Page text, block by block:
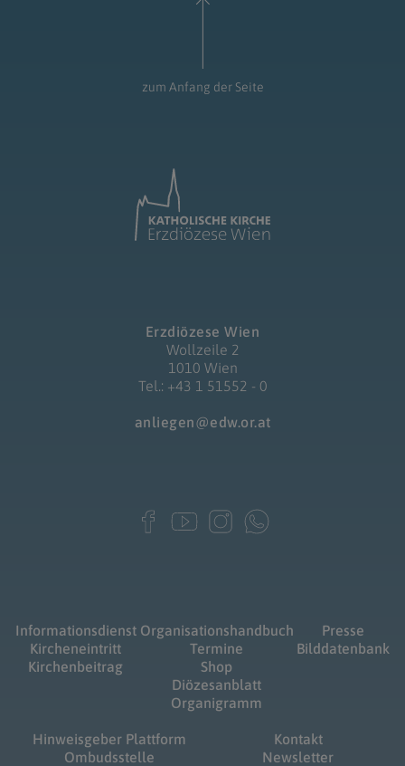
zum Anfang der Seite
Erzdiözese Wien
Wollzeile 2
1010 Wien
Tel.: +43 1 51552 - 0
anliegen@edw.or.at
Informationsdienst
Kircheneintritt
Kirchenbeitrag
Organisationshandbuch
Termine
Shop
Diözesanblatt
Organigramm
Presse
Bilddatenbank
Hinweisgeber Plattform
Ombudsstelle
Kontakt
Newsletter